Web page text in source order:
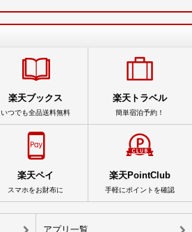
楽天ブックス
いつでも全品送料無料
楽天トラベル
簡単宿泊予約！
楽天ペイ
スマホをお財布に
楽天PointClub
手軽にポイントを確認
アプリ一覧